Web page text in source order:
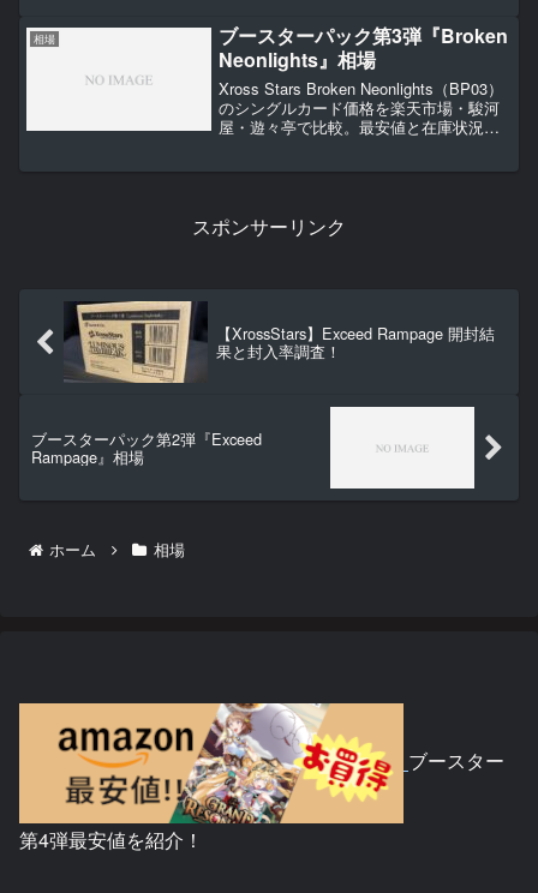
相場
ブースターパック第3弾『Broken
Neonlights』相場
Xross Stars Broken Neonlights（BP03）
のシングルカード価格を楽天市場・駿河
屋・遊々亭で比較。最安値と在庫状況を
スポンサーリンク
【XrossStars】Exceed Rampage 開封結
果と封入率調査！
ブースターパック第2弾『Exceed
Rampage』相場
ホーム 相場
ブースター
第4弾最安値を紹介！